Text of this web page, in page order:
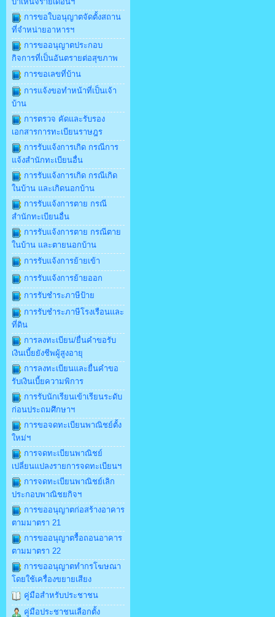
การขอใบอนุญาตจัดตั้งสถาน
ที่จำหน่ายอาหารฯ
การขออนุญาตประกอบ
กิจการที่เป็นอันตรายต่อสุขภาพ
การขอเลขที่บ้าน
การแจ้งขอทำหน้าที่เป็นเจ้า
บ้าน
การตรวจ คัดและรับรอง
เอกสารการทะเบียนราษฎร
การรับแจ้งการเกิด กรณีการ
แจ้งสำนักทะเบียนอื่น
การรับแจ้งการเกิด กรณีเกิด
ในบ้าน และเกิดนอกบ้าน
การรับแจ้งการตาย กรณี
สำนักทะเบียนอื่น
การรับแจ้งการตาย กรณีตาย
ในบ้าน และตายนอกบ้าน
การรับแจ้งการย้ายเข้า
การรับแจ้งการย้ายออก
การรับชำระภาษีป้าย
การรับชำระภาษีโรงเรือนและ
ที่ดิน
การลงทะเบียน/ยื่นคำขอรับ
เงินเบี้ยยังชีพผู้สูงอายุ
การลงทะเบียนและยื่นคำขอ
รับเงินเบี้ยความพิการ
การรับนักเรียนเข้าเรียนระดับ
ก่อนประถมศึกษาฯ
การขอจดทะเบียนพาณิชย์ตั้ง
ใหม่ฯ
การจดทะเบียนพาณิชย์
เปลี่ยนแปลงรายการจดทะเบียนฯ
การจดทะเบียนพาณิชย์เลิก
ประกอบพาณิชยกิจฯ
การขออนุญาตก่อสร้างอาคาร
ตามมาตรา 21
การขออนุญาตรื้อถอนอาคาร
ตามมาตรา 22
การขออนุญาตทำกรโฆษณา
โดยใช้เครื่องขยายเสียง
คู่มือสำหรับประชาชน
คู่มือประชาชนเลือกตั้ง